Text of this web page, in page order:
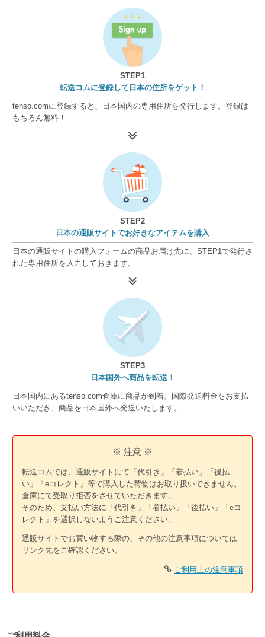
STEP1
転送コムに登録して日本の住所をゲット！
tenso.comに登録すると、日本国内の専用住所を発行します。登録は
もちろん無料！
STEP2
日本の通販サイトでお好きなアイテムを購入
日本の通販サイトの購入フォームの商品お届け先に、STEP1で発行さ
れた専用住所を入力しておきます。
STEP3
日本国外へ商品を転送！
日本国内にあるtenso.com倉庫に商品が到着。国際発送料金をお支払
いいただき、商品を日本国外へ発送いたします。
※ 注意 ※
転送コムでは、通販サイトにて「代引き」「着払い」「後払
い」「eコレクト」等で購入した荷物はお取り扱いできません。
倉庫にて受取り拒否をさせていただきます。
そのため、支払い方法に「代引き」「着払い」「後払い」「eコ
レクト」を選択しないようご注意ください。
通販サイトでお買い物する際の、その他の注意事項については
リンク先をご確認ください。
ご利用上の注意事項